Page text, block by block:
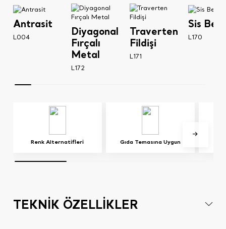
Antrasit
L004
Diyagonal
Fırçalı
Metal
L172
Traverten
Fildişi
L171
Sis
L170
Renk Alternatifleri Gıda Temasına Uygun
TEKNİK ÖZELLİKLER